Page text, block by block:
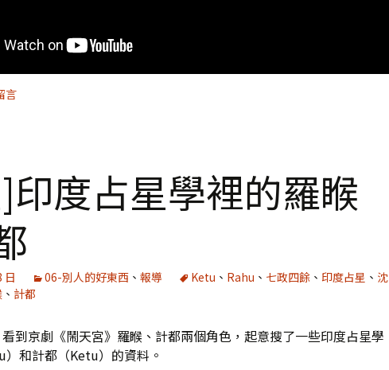
言
印度占星學裡的羅睺
日 06-別人的好東西 、 報導 Ketu 、 Rahu 、 七政四餘 、 印度占星 、 沈
、 計都
到京劇《鬧天宮》羅睺、計都兩個角色，起意搜了一些印度占星學
）和計都（Ketu）的資料。